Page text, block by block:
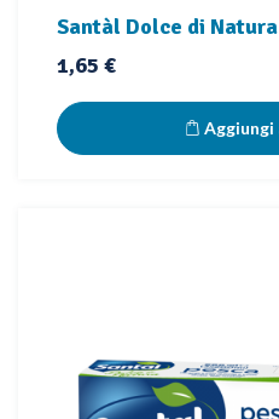
Santàl Dolce di
Prezzo
1,65 €
Aggiungi